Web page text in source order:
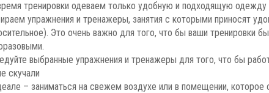
тренировки одеваем только удобную и подходящую одежду
упражнения и тренажеры, занятия с которыми приносят
Это очень важно для того, что бы ваши тренировки
выбранные упражнения и тренажеры для того, что бы
скучали
– заниматься на свежем воздухе или в помещении, которое